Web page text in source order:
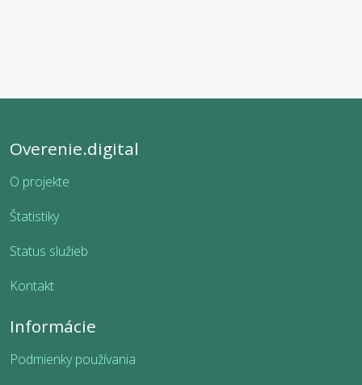
Overenie.digital
O projekte
Štatistiky
Status služieb
Kontakt
Informácie
Podmienky používania